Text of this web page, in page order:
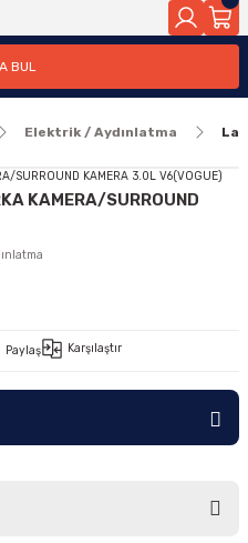
BUL
Elektrik / Aydınlatma
KAMERA/SURROUND
Paylaş Karşılaştır